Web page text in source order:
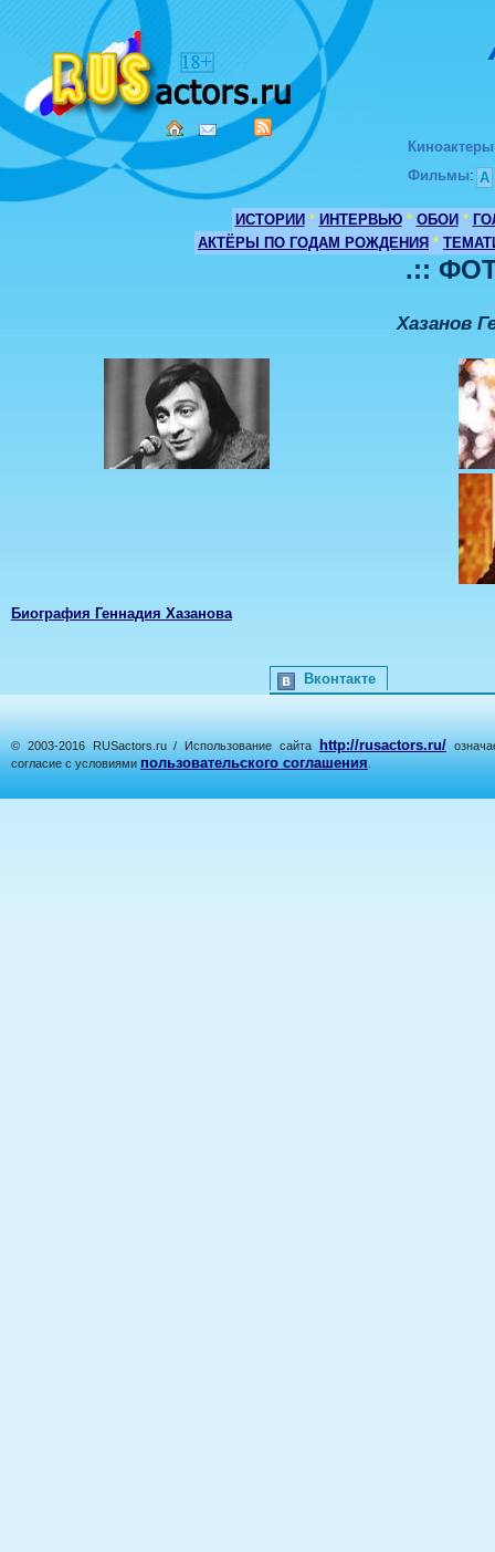
Киноактеры
Фильмы: А
ИСТОРИИ * ИНТЕРВЬЮ * ОБОИ *
АКТЁРЫ ПО ГОДАМ РОЖДЕНИЯ *
.::
Хазанов
Биография Геннадия Хазанова
Вконтакте
© 2003-2016 RUSactors.ru / Использование сайта http://rusactors.ru/
согласие с условиями пользовательского соглашения